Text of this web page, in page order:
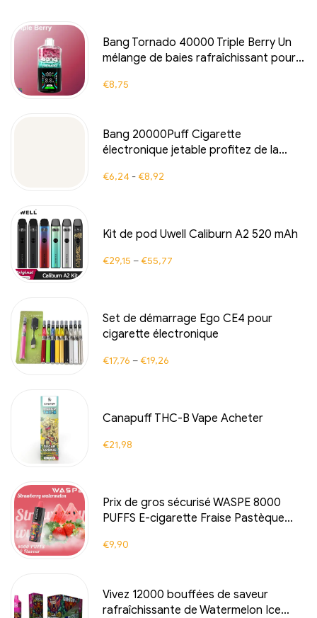
Bang Tornado 40000 Triple Berry Un
mélange de baies rafraîchissant pour
€8,75
Bang 20000Puff Cigarette
électronique jetable profitez de la
WATERMELON pour une expérience de
avancée
€6,24 -€8,92
Kit de pod Uwell Caliburn A2 520 mAh
€29,15 –€55,77
Set de démarrage Ego CE4 pour
cigarette électronique
€17,76 –€19,26
Canapuff THC-B Vape Acheter
€21,98
Prix de gros sécurisé WASPE 8000
PUFFS E-cigarette Fraise Pastèque
de fraise et de pastèque
€9,90
Vivez 12000 bouffées de saveur
rafraîchissante de Watermelon Ice